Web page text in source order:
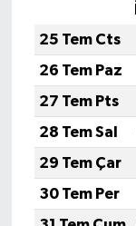
25 Tem Cts
26 Tem Paz
27 Tem Pts
28 Tem Sal
29 Tem Çar
30 Tem Per